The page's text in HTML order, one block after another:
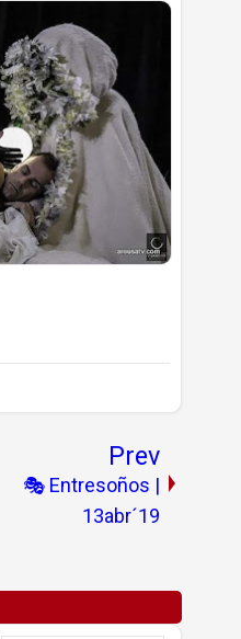
Prev
🎭 Entresoños |
13abr´19